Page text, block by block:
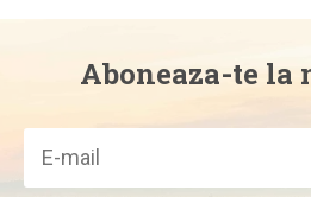
Aboneaza-te la